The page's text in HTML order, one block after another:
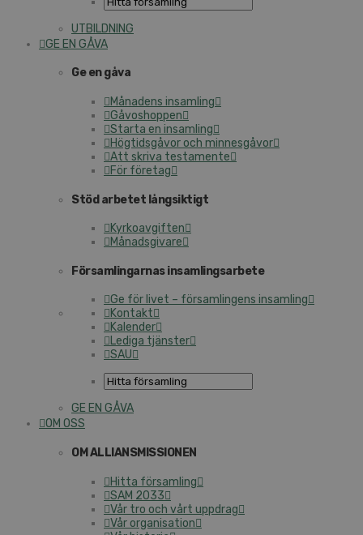
UTBILDNING
GE EN GÅVA
Ge en gåva
Månadens insamling
Gåvoshoppen
Starta en insamling
Högtidsgåvor och minnesgåvor
Att skriva testamente
För företag
Stöd arbetet långsiktigt
Kyrkoavgiften
Månadsgivare
Församlingarnas insamlingsarbete
Ge för livet – församlingens insamling
Kontakt
Kalender
Lediga tjänster
SAU
GE EN GÅVA
OM OSS
OM ALLIANSMISSIONEN
Hitta församling
SAM 2033
Vår tro och vårt uppdrag
Vår organisation